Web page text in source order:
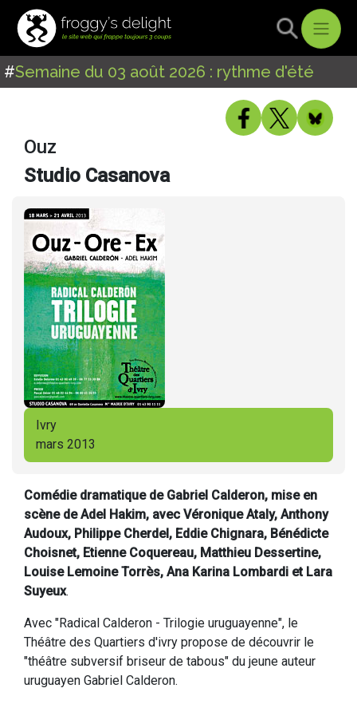
#Semaine du 03 août 2026 : rythme d'été
Ouz
Studio Casanova
Ivry
mars 2013
Comédie dramatique de Gabriel Calderon, mise en
scène de Adel Hakim, avec Véronique Ataly, Anthony
Audoux, Philippe Cherdel, Eddie Chignara, Bénédicte
Choisnet, Etienne Coquereau, Matthieu Dessertine,
Louise Lemoine Torrès, Ana Karina Lombardi et Lara
Suyeux.
Avec "Radical Calderon - Trilogie uruguayenne", le
Théâtre des Quartiers d'ivry propose de découvrir le
"théâtre subversif briseur de tabous" du jeune auteur
uruguayen Gabriel Calderon.